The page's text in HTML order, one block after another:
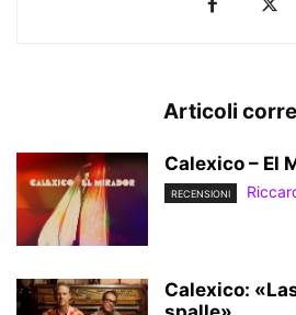
Articoli
Calexico – El
RECENSIONI
Calexico: